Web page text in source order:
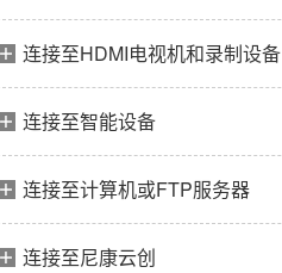
连接至HDMI电视机和录制设备
连接至智能设备
连接至计算机或FTP服务器
连接至尼康云创